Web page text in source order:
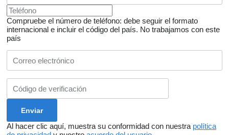
Compruebe el número de teléfono: debe seguir el formato
internacional e incluir el código del país. No trabajamos con este
país
Al hacer clic aquí, muestra su conformidad con nuestra política